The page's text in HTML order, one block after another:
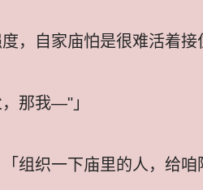
，自家庙怕是很难活着接
那我—"」
组织一下庙里的人，给咱